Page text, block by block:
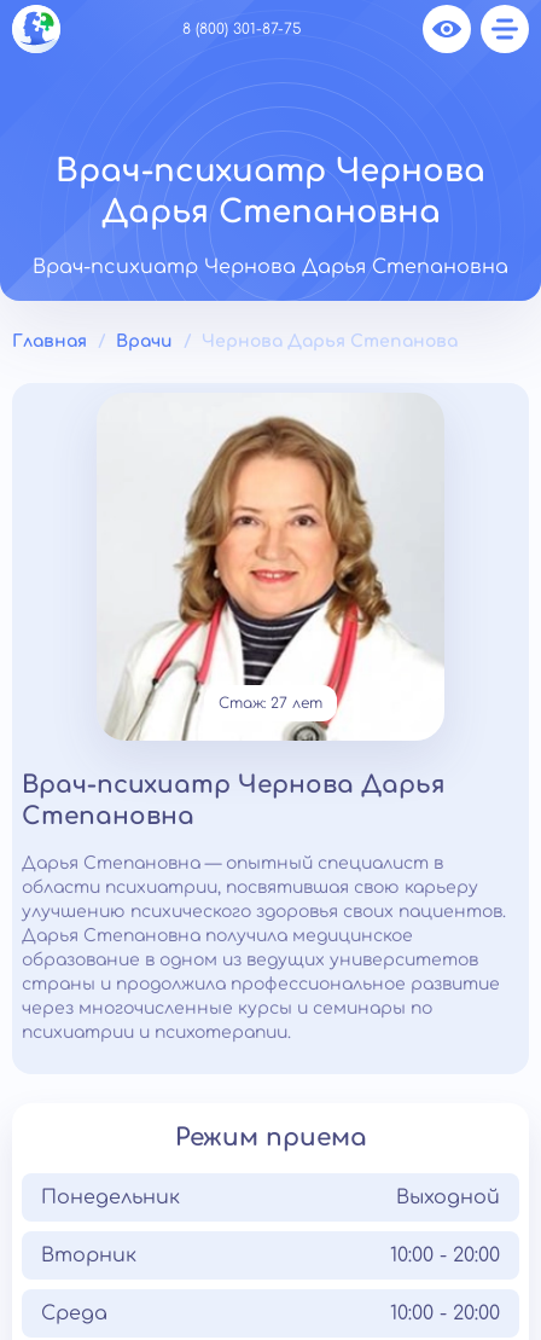
8 (800) 301-87-75
Врач-психиатр Чернова
Дарья Степановна
Врач-психиатр Чернова Дарья Степановна
Главная Врачи Чернова Дарья Степанова
Стаж: 27 лет
Врач-психиатр Чернова Дарья
Степановна
Дарья Степановна — опытный специалист в
области психиатрии, посвятившая свою карьеру
улучшению психического здоровья своих пациентов.
Дарья Степановна получила медицинское
образование в одном из ведущих университетов
страны и продолжила профессиональное развитие
через многочисленные курсы и семинары по
психиатрии и психотерапии.
Режим приема
Понедельник Выходной
Вторник 10:00 - 20:00
Среда 10:00 - 20:00